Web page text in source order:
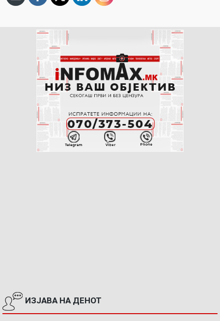
ИЗЈАВА НА ДЕНОТ